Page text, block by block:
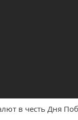
в честь Дня